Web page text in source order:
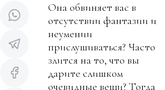
Она обвиняет вас в
отсутствии фантазии и
неумении
прислушиваться? Часто
злится на то, что вы
дарите слишком
очевидные вещи? Тогда